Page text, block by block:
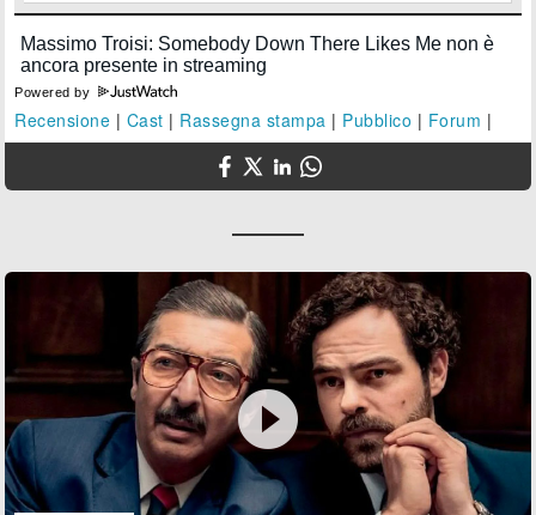
Powered by
Recensione | Cast | Rassegna stampa | Pubblico | Forum |
